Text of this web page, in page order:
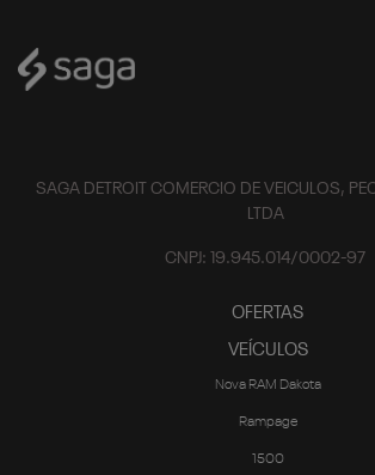
SAGA DETROIT COMERCIO DE VEICULOS,
LTDA
CNPJ: 19.945.014/0002-97
OFERTAS
VEÍCULOS
Nova RAM Dakota
Rampage
1500